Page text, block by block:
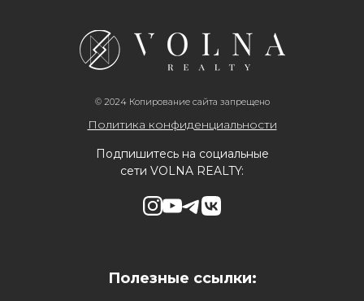
© 2024 Копирование сайта запрещено
Политика конфиденциальности
Подпишитесь на социальные
сети VOLNA REALTY:
Полезные ссылки: